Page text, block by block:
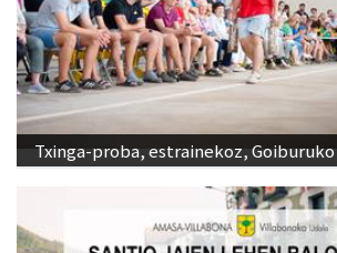
Txinga-proba, estrainekoz,